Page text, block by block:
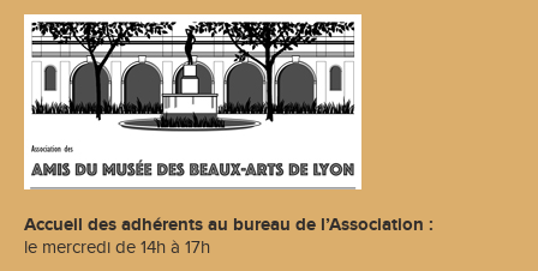
Accueil des adhérents au bureau de l’Association :
le mercredi de 14h à 17h